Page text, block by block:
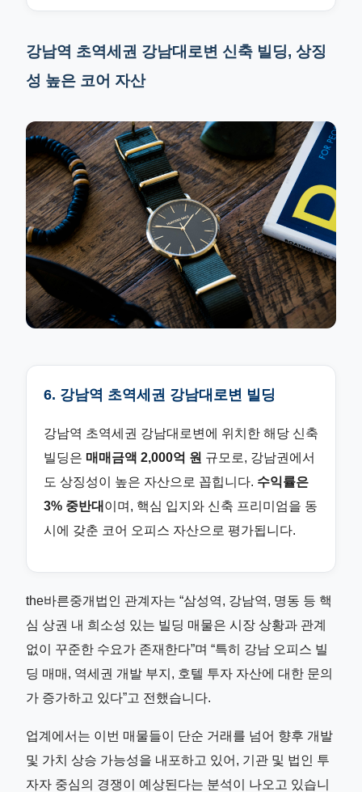
강남역 초역세권 강남대로변 신축 빌딩, 상징
성 높은 코어 자산
6. 강남역 초역세권 강남대로변 빌딩
강남역 초역세권 강남대로변에 위치한 해당 신축
빌딩은 매매금액 2,000억 원 규모로, 강남권에서
도 상징성이 높은 자산으로 꼽힙니다. 수익률은
3% 중반대 이며, 핵심 입지와 신축 프리미엄을 동
시에 갖춘 코어 오피스 자산으로 평가됩니다.
the바른중개법인 관계자는 “삼성역, 강남역, 명동 등 핵
심 상권 내 희소성 있는 빌딩 매물은 시장 상황과 관계
없이 꾸준한 수요가 존재한다”며 “특히 강남 오피스 빌
딩 매매, 역세권 개발 부지, 호텔 투자 자산에 대한 문의
가 증가하고 있다”고 전했습니다.
업계에서는 이번 매물들이 단순 거래를 넘어 향후 개발
및 가치 상승 가능성을 내포하고 있어, 기관 및 법인 투
자자 중심의 경쟁이 예상된다는 분석이 나오고 있습니